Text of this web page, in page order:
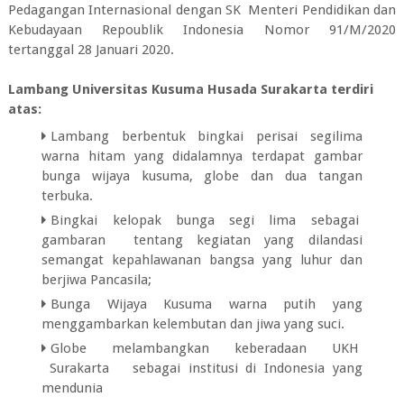
Pedagangan Internasional dengan SK Menteri Pendidikan dan
Kebudayaan Repoublik Indonesia Nomor 91/M/2020
tertanggal 28 Januari 2020.
Lambang Universitas Kusuma Husada Surakarta terdiri
atas:
Lambang berbentuk bingkai perisai segilima
warna hitam yang didalamnya terdapat gambar
bunga wijaya kusuma, globe dan dua tangan
terbuka.
Bingkai kelopak bunga segi lima sebagai
gambaran tentang kegiatan yang dilandasi
semangat kepahlawanan bangsa yang luhur dan
berjiwa Pancasila;
Bunga Wijaya Kusuma warna putih yang
menggambarkan kelembutan dan jiwa yang suci.
Globe melambangkan keberadaan UKH
Surakarta sebagai institusi di Indonesia yang
mendunia